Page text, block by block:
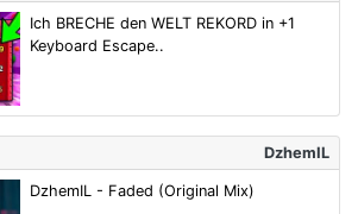
Ich BRECHE den WELT REKORD in +1
Keyboard Escape..
DzhemIL
DzhemIL - Faded (Original Mix)